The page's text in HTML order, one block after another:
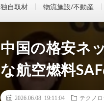
独自取材 物流施設/不動産
中国の格安ネ
な航空燃料
2026.06.08 19:11:04 テクノ